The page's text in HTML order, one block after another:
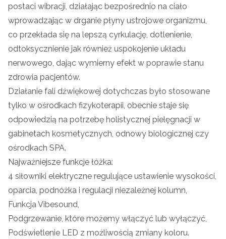
postaci wibracji, działając bezpośrednio na ciało
wprowadzając w drganie płyny ustrojowe organizmu,
co przekłada się na lepszą cyrkulację, dotlenienie,
odtoksycznienie jak również uspokojenie układu
nerwowego, dając wymierny efekt w poprawie stanu
zdrowia pacjentów.
Działanie fali dźwiękowej dotychczas było stosowane
tylko w ośrodkach fizykoterapii, obecnie staje się
odpowiedzią na potrzebę holistycznej pielęgnacji w
gabinetach kosmetycznych, odnowy biologicznej czy
ośrodkach SPA.
Najważniejsze funkcje łóżka:
4 siłowniki elektryczne regulujące ustawienie wysokości,
oparcia, podnóżka i regulacji niezależnej kolumn,
Funkcja Vibesound,
Podgrzewanie, które możemy włączyć lub wyłączyć,
Podświetlenie LED z możliwością zmiany koloru.